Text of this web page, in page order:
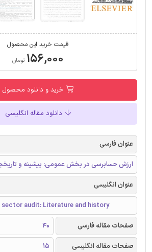
قیمت خرید این محصول
۱۵۶,۰۰۰ تومان
خرید و دانلود محصول
دانلود مقاله انگلیسی
عنوان فارسی
ارزش حسابرسی در بخش عمومی: پیشینه و
عنوان انگلیسی
sector audit: Literature and history
صفحات مقاله فارسی
40
صفحات مقاله انگلیسی
15